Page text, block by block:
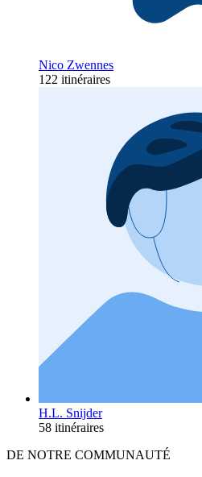
Nico Zwennes
122 itinéraires
H.L. Snijder
58 itinéraires
DE NOTRE COMMUNAUTÉ